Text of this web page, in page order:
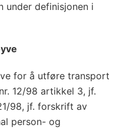
under definisjonen i
for å utføre transport
12/98 artikkel 3, jf.
98, jf. forskrift av
person- og